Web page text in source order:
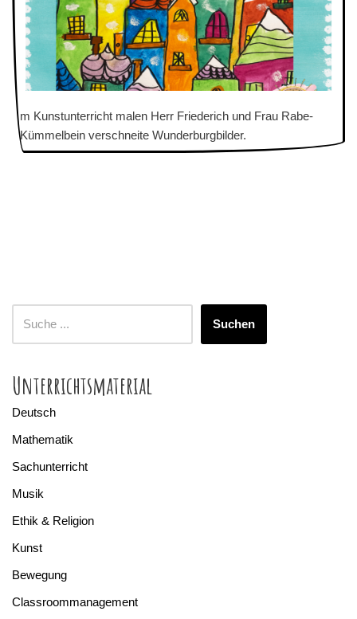
m Kunstunterricht malen Herr Friederich und Frau Rabe-
Kümmelbein verschneite Wunderburgbilder.
Suchen
Unterrichtsmaterial
Deutsch
Mathematik
Sachunterricht
Musik
Ethik & Religion
Kunst
Bewegung
Classroommanagement